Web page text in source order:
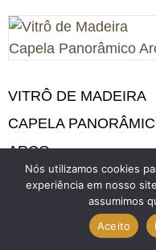
VITRÔ DE MADEIRA
CAPELA
ARCO
PEDIR
ORÇAMENTO
Nós utilizamos cookies
experiência em nosso
assumimos
Aceito